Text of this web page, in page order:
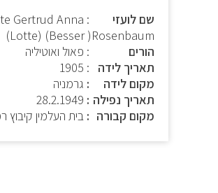
שם לועזי
Gertrud Anna
(Lotte) (Besser )Rosenbaum
הורים
: פאול ואוטיליה
תאריך לידה
: 1905
מקום לידה
גרמניה
תאריך נפילה
28.2.1949
מקום קבורה
בית העלמין קיבוץ